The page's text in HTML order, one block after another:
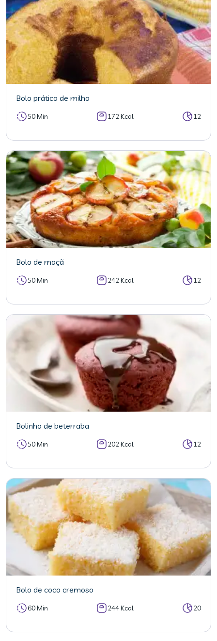
Bolo prático de milho
50 Min 172 Kcal 12
Bolo de maçã
50 Min 242 Kcal 12
Bolinho de beterraba
50 Min 202 Kcal 12
Bolo de coco cremoso
60 Min 244 Kcal 20